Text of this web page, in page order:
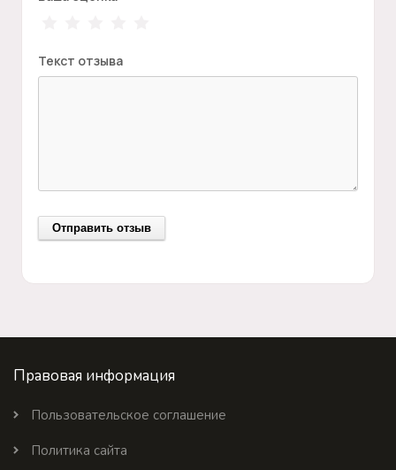
Текст отзыва
Правовая информация
Пользовательское соглашение
Политика сайта